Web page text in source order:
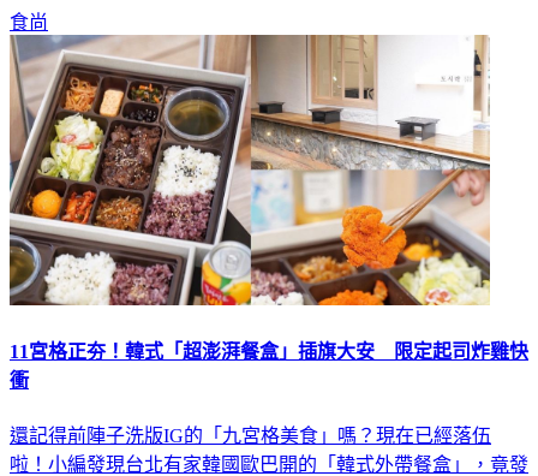
食尚
11宮格正夯！韓式「超澎湃餐盒」插旗大安 限定起司炸雞快
還記得前陣子洗版IG的「九宮格美食」嗎？現在已經落伍